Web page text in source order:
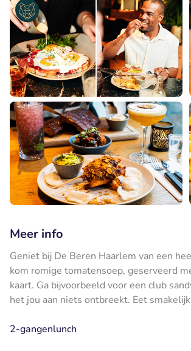
Meer info
Geniet bij De Beren Haarlem van een
kom romige tomatensoep, geserveerd
kaart. Ga bijvoorbeeld voor een club
het jou aan niets ontbreekt. Eet
2-gangenlunch